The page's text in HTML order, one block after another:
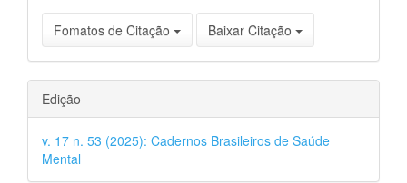
Fomatos de Citação Baixar Citação
Edição
v. 17 n. 53 (2025): Cadernos Brasileiros de Saúde
Mental